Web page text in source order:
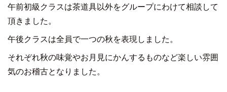
午前初級クラスは茶道具以外をグループにわけて相談して
頂きました。
午後クラスは全員で一つの秋を表現しました。
それぞれ秋の味覚やお月見にかんするものなど楽しい雰囲
気のお稽古となりました。